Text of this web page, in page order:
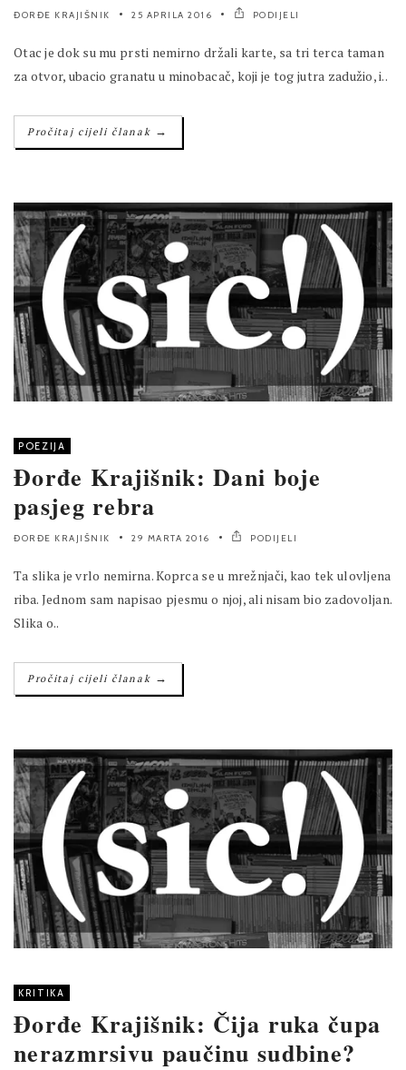
ĐORĐE KRAJIŠNIK 25 APRILA 2016 PODIJELI
Otac je dok su mu prsti nemirno držali karte, sa tri terca taman
za otvor, ubacio granatu u minobacač, koji je tog jutra zadužio, i..
Pročitaj cijeli članak →
POEZIJA
Đorđe Krajišnik: Dani boje
pasjeg rebra
ĐORĐE KRAJIŠNIK 29 MARTA 2016 PODIJELI
Ta slika je vrlo nemirna. Koprca se u mrežnjači, kao tek ulovljena
riba. Jednom sam napisao pjesmu o njoj, ali nisam bio zadovoljan.
Slika o..
Pročitaj cijeli članak →
KRITIKA
Đorđe Krajišnik: Čija ruka čupa
nerazmrsivu paučinu sudbine?